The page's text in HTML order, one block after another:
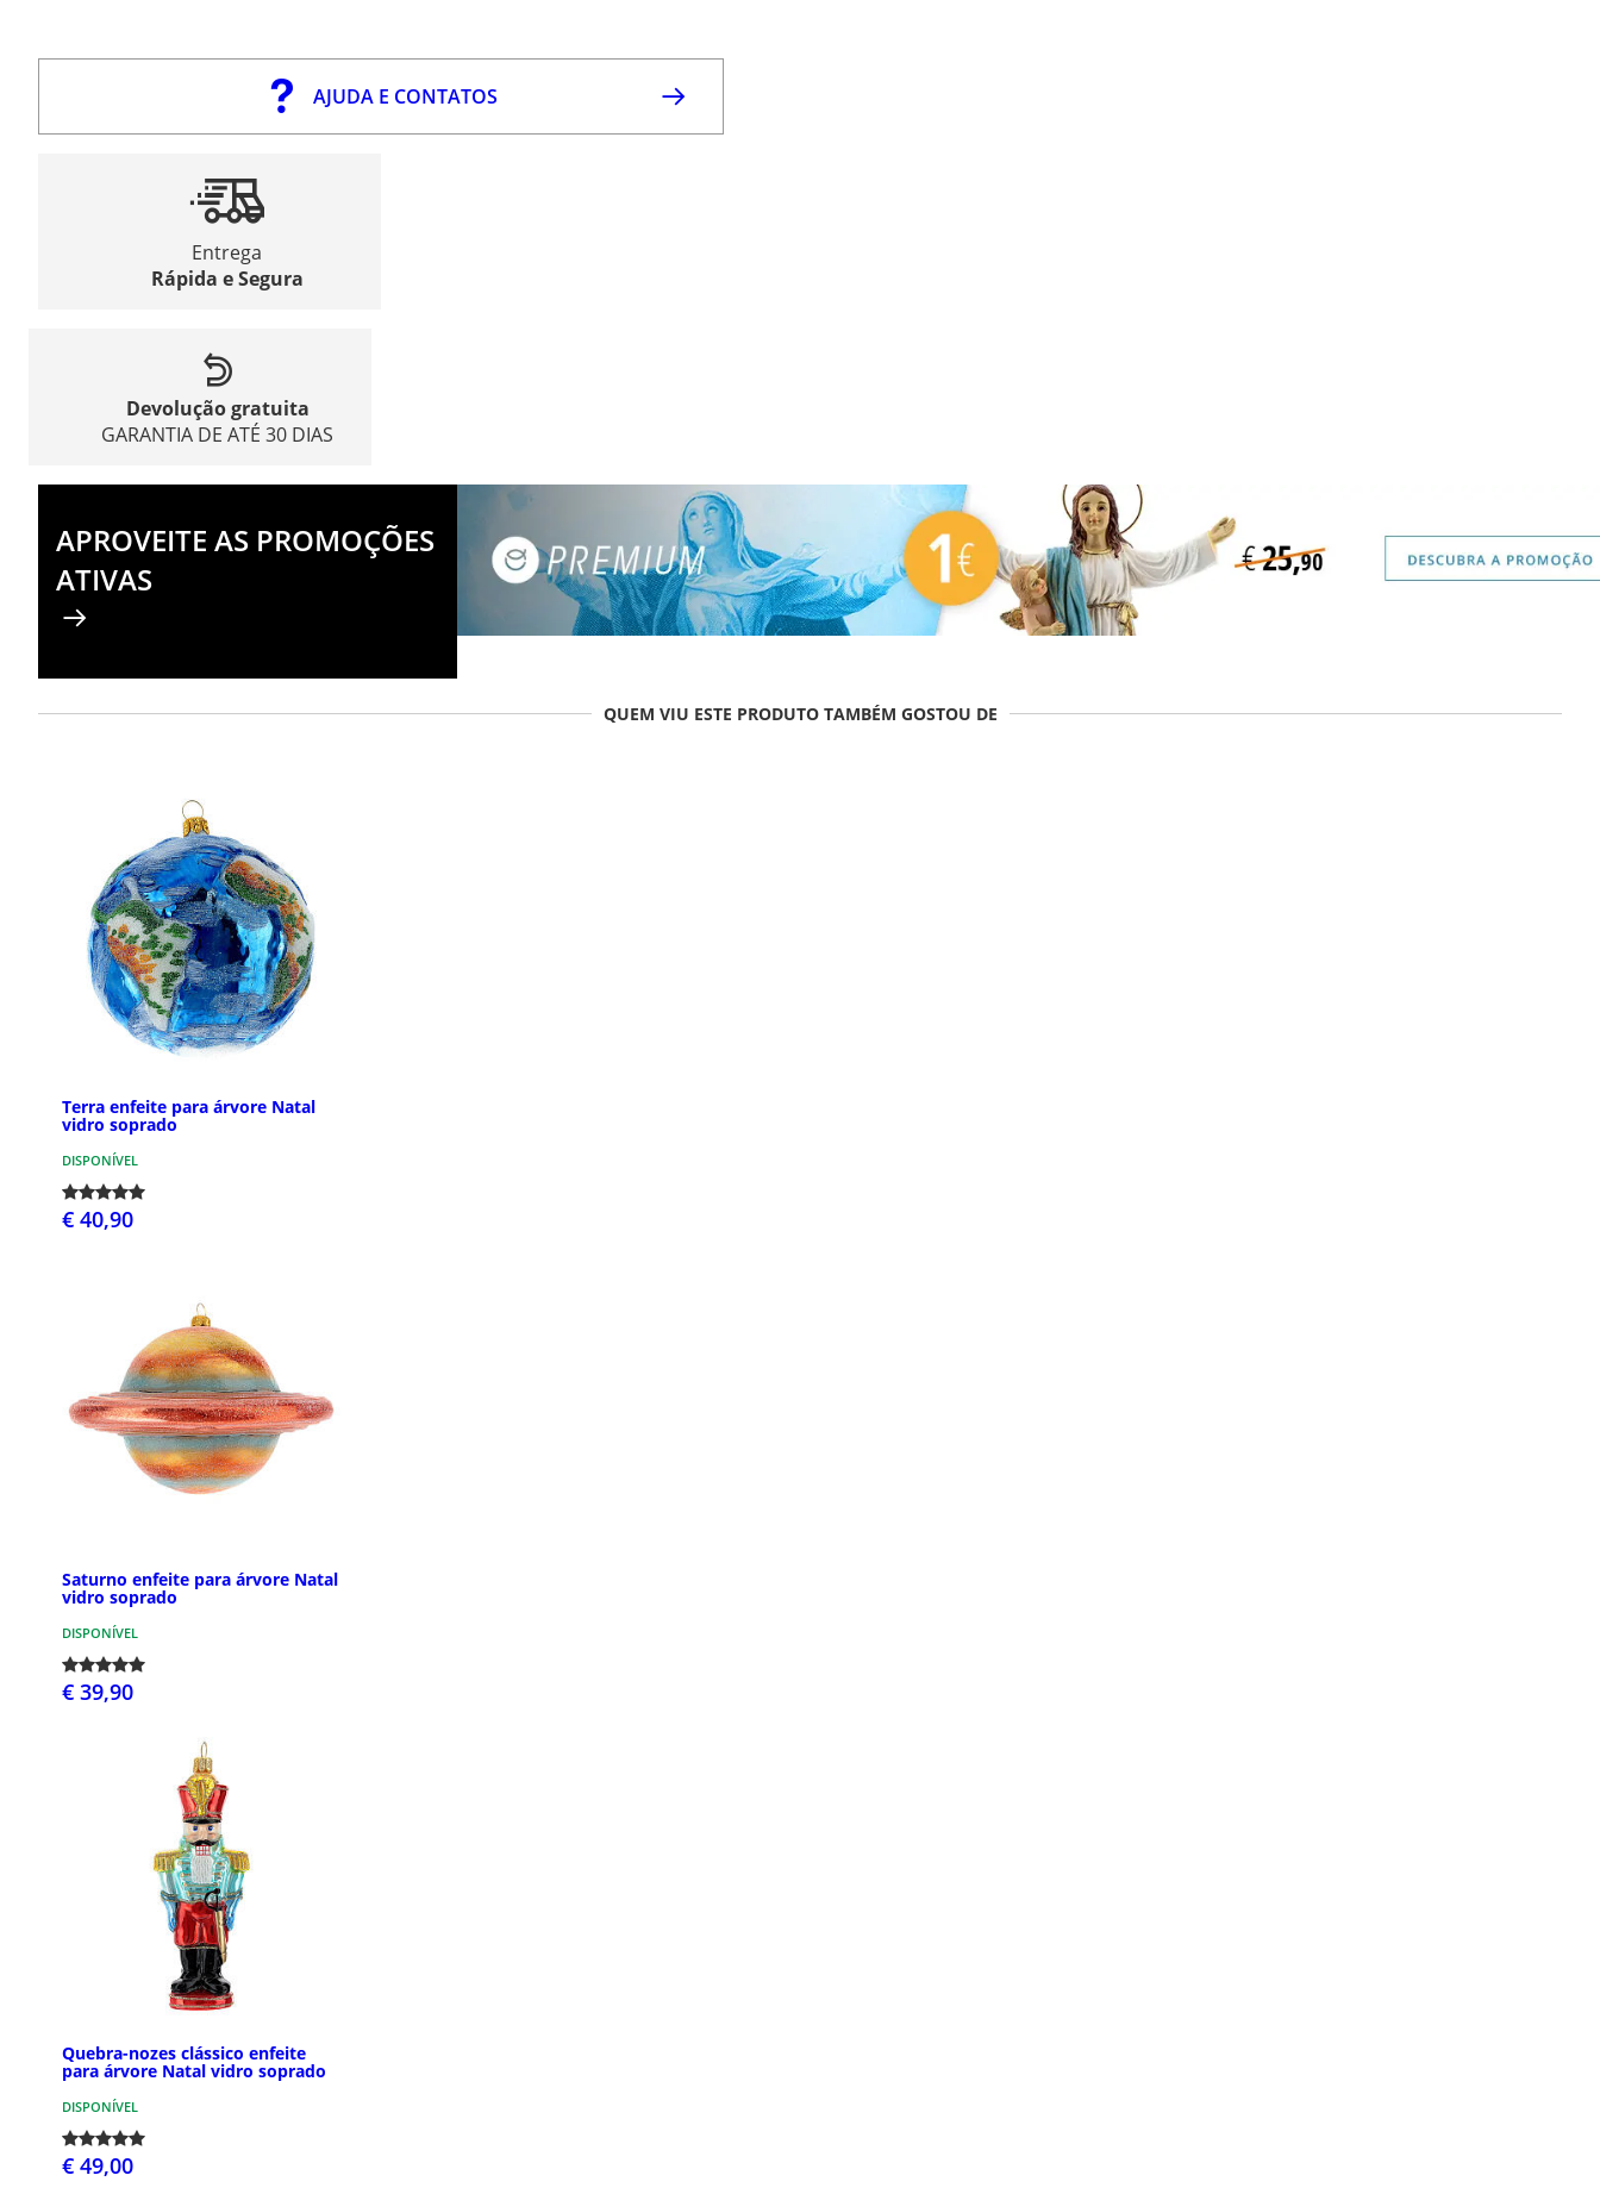
AJUDA E CONTATOS
Entrega
Rápida e Segura
Devolução gratuita
GARANTIA DE ATÉ 30 DIAS
APROVEITE AS PROMOÇÕES
ATIVAS
QUEM VIU ESTE PRODUTO TAMBÉM GOSTOU DE
Terra enfeite para árvore Natal
vidro soprado
DISPONÍVEL
€ 40,90
Saturno enfeite para árvore Natal
vidro soprado
DISPONÍVEL
€ 39,90
Quebra-nozes clássico enfeite
para árvore Natal vidro soprado
DISPONÍVEL
€ 49,00